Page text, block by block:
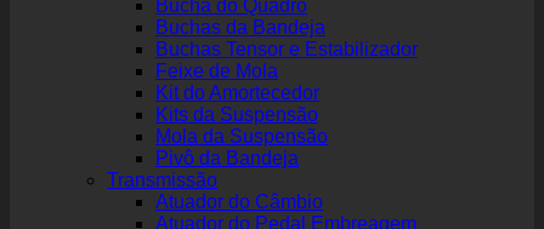
Bucha do Quadro
Buchas da Bandeja
Buchas Tensor e Estabilizador
Feixe de Mola
Kit do Amortecedor
Kits da Suspensão
Mola da Suspensão
Pivô da Bandeja
Transmissão
Atuador do Câmbio
Atuador do Pedal Embreagem